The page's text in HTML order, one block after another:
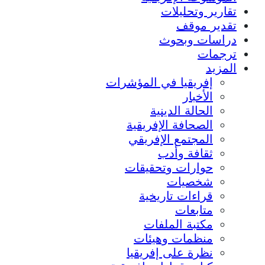
تقارير وتحليلات
تقدير موقف
دراسات وبحوث
ترجمات
المزيد
إفريقيا في المؤشرات
الأخبار
الحالة الدينية
الصحافة الإفريقية
المجتمع الإفريقي
ثقافة وأدب
حوارات وتحقيقات
شخصيات
قراءات تاريخية
متابعات
مكتبة الملفات
منظمات وهيئات
نظرة على إفريقيا